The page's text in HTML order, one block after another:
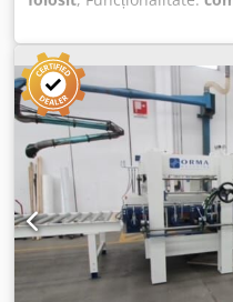
,
de ferme reticulare, marca
Setul include: - presă cu
tone - mese pentru
totale de 4,5x39 m - două
lasere SL-LASER Dwjdpfx
aranjarea fermelor -
este din 2021, complet
folosită.